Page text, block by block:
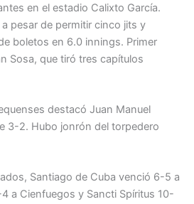
en el estadio Calixto García.
pesar de permitir cinco jits y
boletos en 6.0 innings. Primer
Sosa, que tiró tres capítulos
destacó Juan Manuel
3-2. Hubo jonrón del torpedero
Santiago de Cuba venció 6-5 a
a Cienfuegos y Sancti Spíritus 10-